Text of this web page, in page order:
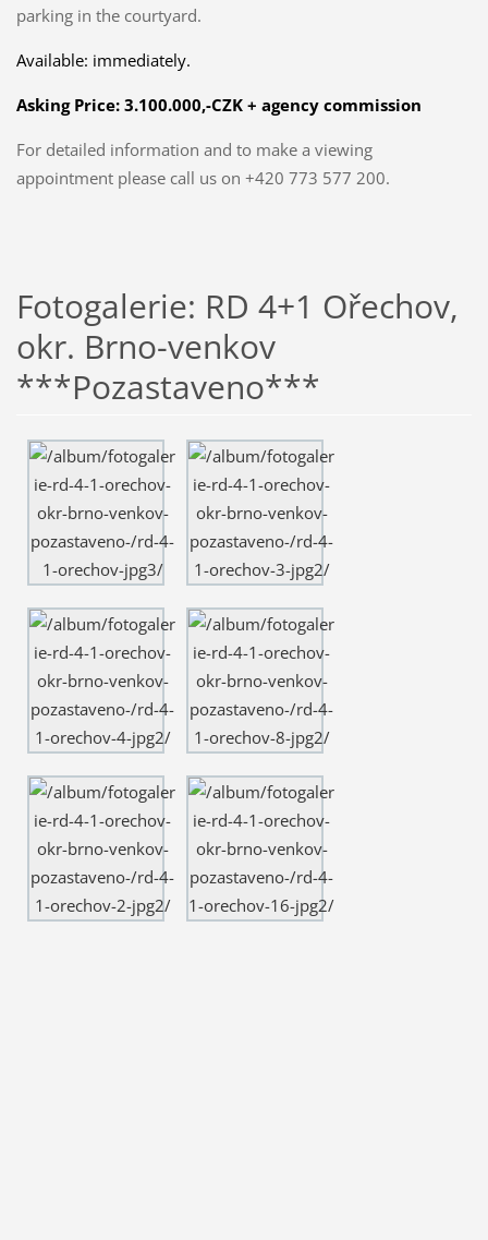
parking in the courtyard.
Available: immediately.
Asking Price: 3.100.000,-CZK + agency commission
For detailed information and to make a viewing
appointment please call us on +420 773 577 200.
Fotogalerie: RD 4+1 Ořechov,
okr. Brno-venkov
***Pozastaveno***